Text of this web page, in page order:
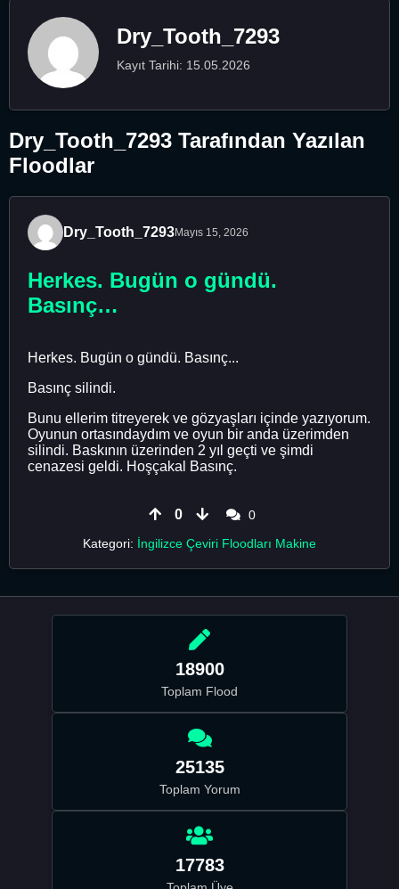
Dry_Tooth_7293
Kayıt Tarihi: 15.05.2026
Dry_Tooth_7293 Tarafından Yazılan
Floodlar
Dry_Tooth_7293Mayıs 15, 2026
Herkes. Bugün o gündü.
Basınç…
Herkes. Bugün o gündü. Basınç...
Basınç silindi.
Bunu ellerim titreyerek ve gözyaşları içinde yazıyorum.
Oyunun ortasındaydım ve oyun bir anda üzerimden
silindi. Baskının üzerinden 2 yıl geçti ve şimdi
cenazesi geldi. Hoşçakal Basınç.
0
0
Kategori: İngilizce Çeviri Floodları Makine
18900
Toplam Flood
25135
Toplam Yorum
17783